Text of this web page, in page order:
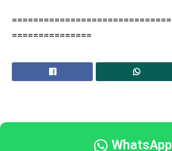
===============
WhatsApp